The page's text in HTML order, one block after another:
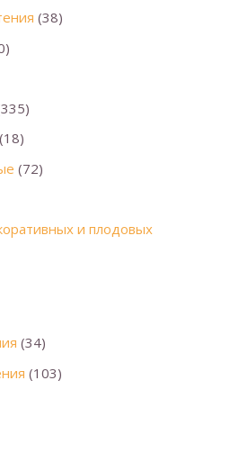
(38)
(18)
(72)
и плодовых
(34)
(103)